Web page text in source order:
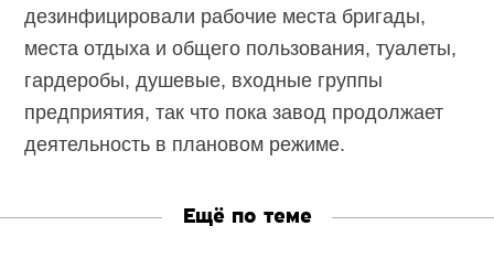
дезинфицировали рабочие места бригады,
места отдыха и общего пользования, туалеты,
гардеробы, душевые, входные группы
предприятия, так что пока завод продолжает
деятельность в плановом режиме.
Ещё по теме